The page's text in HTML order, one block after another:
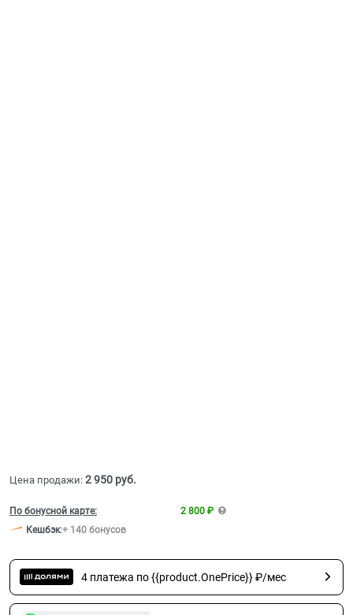
Цена продажи: 2 950 руб.
По бонусной карте:
2 800 ₽
Кешбэк:+ 140 бонусов
4 платежа по {{product.OnePrice}} ₽/мес